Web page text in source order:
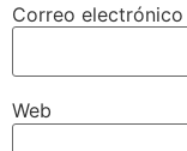
Correo electrónico
Web